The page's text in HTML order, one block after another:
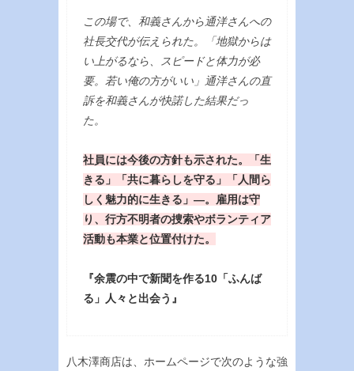
この場で、和義さんから通洋さんへの
社長交代が伝えられた。「地獄からは
い上がるなら、スピードと体力が必
要。若い俺の方がいい」通洋さんの直
訴を和義さんが快諾した結果だっ
た。
社員には今後の方針も示された。「生
きる」「共に暮らしを守る」「人間ら
しく魅力的に生きる」—。雇用は守
り、行方不明者の捜索やボランティア
活動も本業と位置付けた。
『余震の中で新聞を作る10「ふんば
る」人々と出会う』
八木澤商店は、ホームページで次のような強